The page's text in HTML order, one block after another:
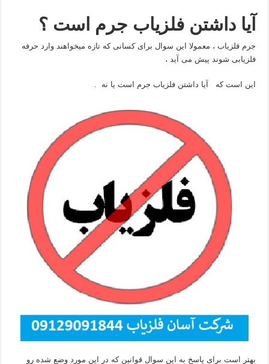
آیا داشتن فلزیاب جرم است ؟
جرم فلزیاب ، معمولا این سوال برای کسانی که تازه میخواهند وارد حرفه
فلزیابی شوند پیش می آید ،
این است که آیا داشتن فلزیاب جرم است یا نه .
بهتر است برای پاسخ به این سوال قوانین که در این مورد وضع شده رو